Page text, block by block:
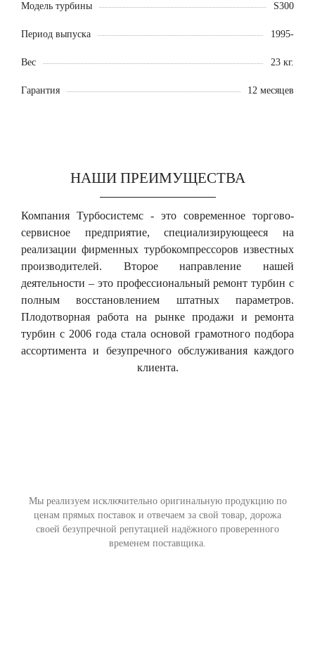
Модель турбины S300
Период выпуска 1995-
Вес 23 кг.
Гарантия 12 месяцев
НАШИ ПРЕИМУЩЕСТВА
Компания Турбосистемс - это современное торгово-
сервисное предприятие, специализирующееся на
реализации фирменных турбокомпрессоров известных
производителей. Второе направление нашей
деятельности – это профессиональный ремонт турбин с
полным восстановлением штатных параметров.
Плодотворная работа на рынке продажи и ремонта
турбин с 2006 года стала основой грамотного подбора
ассортимента и безупречного обслуживания каждого
клиента.
Мы реализуем исключительно оригинальную продукцию по
ценам прямых поставок и отвечаем за свой товар, дорожа
своей безупречной репутацией надёжного проверенного
временем поставщика.